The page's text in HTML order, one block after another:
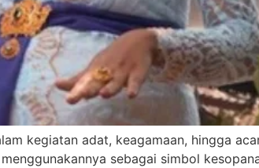
kegiatan adat, keagamaan, hingga
sebagai simbol